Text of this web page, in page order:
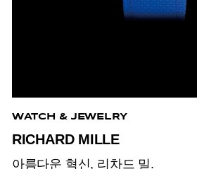
WATCH & JEWELRY
RICHARD MILLE
아름다운 혁신, 리차드 밀.